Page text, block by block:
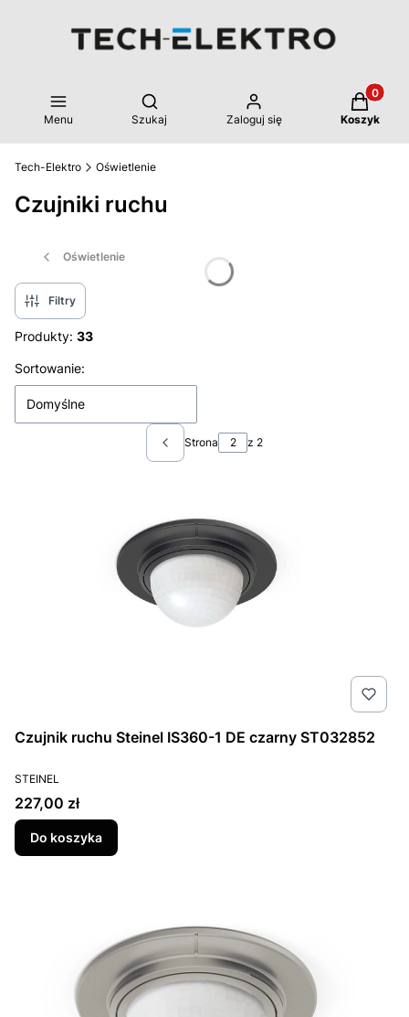
Menu
Otwórz wyszukiwarkę
Szukaj Zaloguj się Koszyk
Tech-Elektro Oświetlenie
Czujniki ruchu
Oświetlenie
Filtry
Produkty: 33
Lista produktów
Sortowanie:
Domyślne
Poprzednie produkty
Strona z 2
Czujnik ruchu Steinel IS360-1 DE czarny ST032852
PRODUCENT
STEINEL
Cena
227,00 zł
Do koszyka